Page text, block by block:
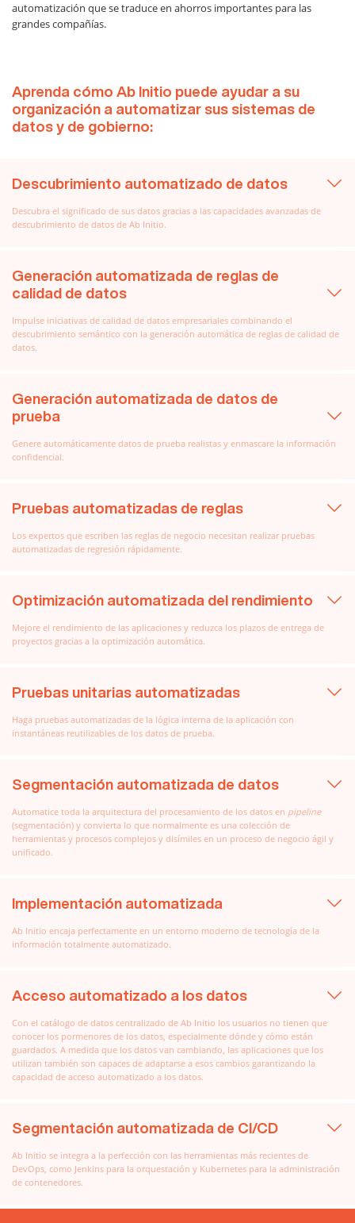
automatización que se traduce en ahorros importantes para las
grandes compañías.
Aprenda cómo Ab Initio puede ayudar a su
organización a automatizar sus sistemas de
datos y de gobierno:
Descubrimiento automatizado de datos
Descubra el significado de sus datos gracias a las capacidades avanzadas de
descubrimiento de datos de Ab Initio.
Generación automatizada de reglas de
calidad de datos
Impulse iniciativas de calidad de datos empresariales combinando el
descubrimiento semántico con la generación automática de reglas de calidad de
datos.
Generación automatizada de datos de
prueba
Genere automáticamente datos de prueba realistas y enmascare la información
confidencial.
Pruebas automatizadas de reglas
Los expertos que escriben las reglas de negocio necesitan realizar pruebas
automatizadas de regresión rápidamente.
Optimización automatizada del rendimiento
Mejore el rendimiento de las aplicaciones y reduzca los plazos de entrega de
proyectos gracias a la optimización automática.
Pruebas unitarias automatizadas
Haga pruebas automatizadas de la lógica interna de la aplicación con
instantáneas reutilizables de los datos de prueba.
Segmentación automatizada de datos
Automatice toda la arquitectura del procesamiento de los datos en pipeline
(segmentación) y convierta lo que normalmente es una colección de
herramientas y procesos complejos y disímiles en un proceso de negocio ágil y
unificado.
Implementación automatizada
Ab Initio encaja perfectamente en un entorno moderno de tecnología de la
información totalmente automatizado.
Acceso automatizado a los datos
Con el catálogo de datos centralizado de Ab Initio los usuarios no tienen que
conocer los pormenores de los datos, especialmente dónde y cómo están
guardados. A medida que los datos van cambiando, las aplicaciones que los
utilizan también son capaces de adaptarse a esos cambios garantizando la
capacidad de acceso automatizado a los datos.
Segmentación automatizada de CI/CD
Ab Initio se integra a la perfección con las herramientas más recientes de
DevOps, como Jenkins para la orquestación y Kubernetes para la administración
de contenedores.